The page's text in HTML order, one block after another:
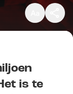
is te